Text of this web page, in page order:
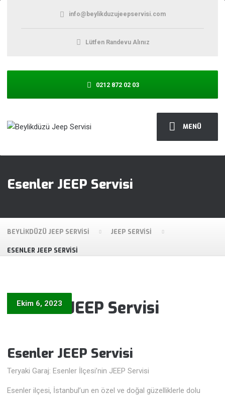
MENÜ
info@beylikduzujeepservisi.com
Lütfen Randevu Alınız
0212 872 02 03
Esenler JEEP Servisi
BEYLIKDÜZÜ JEEP SERVISI JEEP SERVISI
ESENLER JEEP SERVISI
Esenler JEEP Servisi
Ekim 6, 2023
Esenler JEEP Servisi
Teryaki Garaj: Esenler İlçesi’nin JEEP Servisi
Esenler ilçesi, İstanbul’un en özel ve doğal güzelliklerle dolu